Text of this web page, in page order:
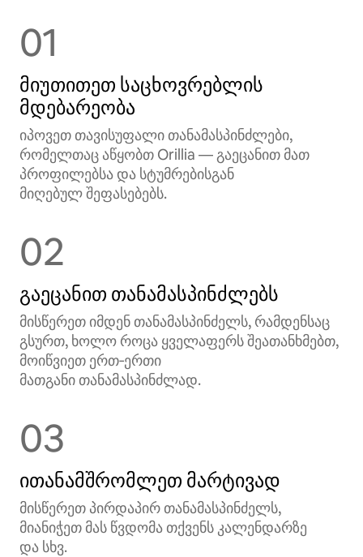
01
მიუთითეთ საცხოვრებლის
მდებარეობა
იპოვეთ თავისუფალი თანამასპინძლები,
რომელთაც აწყობთ Orillia — გაეცანით მათ
პროფილებსა და სტუმრებისგან
მიღებულ შეფასებებს.
02
გაეცანით თანამასპინძლებს
მისწერეთ იმდენ თანამასპინძელს, რამდენსაც
გსურთ, ხოლო როცა ყველაფერს შეათანხმებთ,
მოიწვიეთ ერთ‑ერთი
მათგანი თანამასპინძლად.
03
ითანამშრომლეთ მარტივად
მისწერეთ პირდაპირ თანამასპინძელს,
მიანიჭეთ მას წვდომა თქვენს კალენდარზე
და სხვ.